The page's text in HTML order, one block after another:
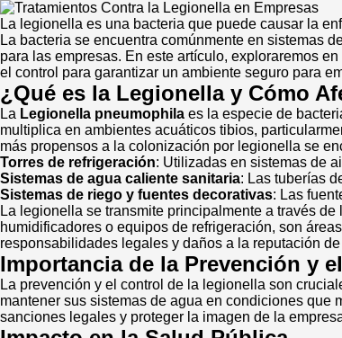
La legionella es una bacteria que puede causar la
La bacteria se encuentra comúnmente en sistemas
para las empresas. En este artículo, exploraremos
el control para garantizar un ambiente seguro para
¿Qué es la Legionella y Cómo
La Legionella pneumophila es la especie de
multiplica en ambientes acuáticos tibios,
más propensos a la colonización por legionella se
Torres de refrigeración: Utilizadas en sistemas de
Sistemas de agua caliente sanitaria: Las tuberías
Sistemas de riego y fuentes decorativas: Las
La legionella se transmite principalmente a través
humidificadores o equipos de refrigeración, son
responsabilidades legales y daños a la reputación
Importancia de la Prevención y
La prevención y el control de la legionella son
mantener sus sistemas de agua en condiciones
sanciones legales y proteger la imagen de la